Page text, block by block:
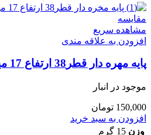
مقایسه
مشاهده سریع
افزودن به علاقه مندی
پایه مهره دار قطر38 ارتفاع 17 میلیمتر
موجود در انبار
150,000 تومان
افزودن به سبد خرید
وزن 15 گرم